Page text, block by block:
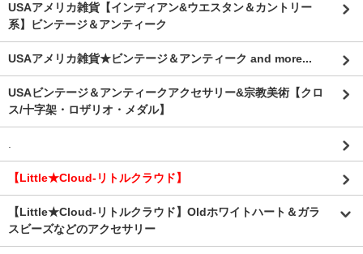
USAアメリカ雑貨【インディアン&ウエスタン＆カントリー
系】ビンテージ＆アンティーク
USAアメリカ雑貨★ビンテージ＆アンティーク and more...
USAビンテージ＆アンティークアクセサリー&宗教美術【クロ
ス/十字架・ロザリオ・メダル】
.
【Little★Cloud-リトルクラウド】
【Little★Cloud-リトルクラウド】Oldホワイトハート＆ガラ
スビーズなどのアクセサリー